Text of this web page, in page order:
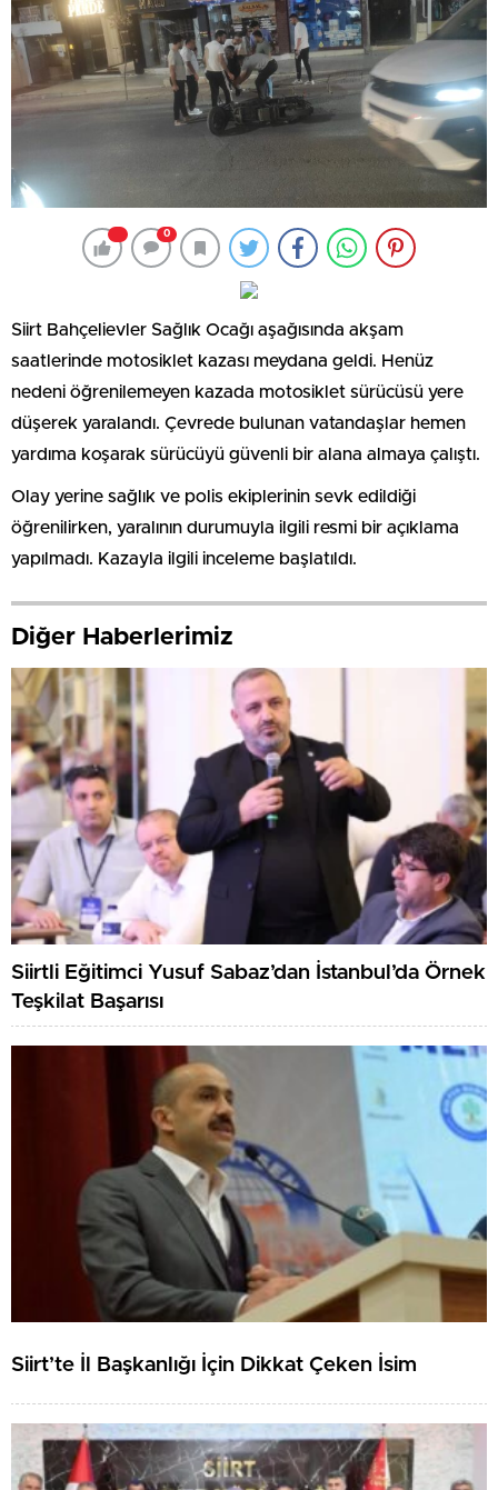
0
Siirt Bahçelievler Sağlık Ocağı aşağısında akşam
saatlerinde motosiklet kazası meydana geldi. Henüz
nedeni öğrenilemeyen kazada motosiklet sürücüsü yere
düşerek yaralandı. Çevrede bulunan vatandaşlar hemen
yardıma koşarak sürücüyü güvenli bir alana almaya çalıştı.
Olay yerine sağlık ve polis ekiplerinin sevk edildiği
öğrenilirken, yaralının durumuyla ilgili resmi bir açıklama
yapılmadı. Kazayla ilgili inceleme başlatıldı.
Diğer Haberlerimiz
Siirtli Eğitimci Yusuf Sabaz’dan İstanbul’da Örnek
Teşkilat Başarısı
Siirt’te İl Başkanlığı İçin Dikkat Çeken İsim